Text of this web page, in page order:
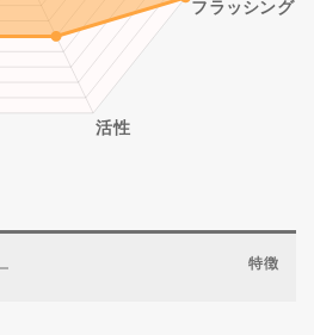
特徴